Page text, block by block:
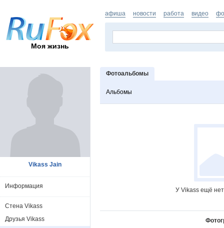
Моя жизнь
афиша новости работа видео
Фотоальбомы
Альбомы
У Vikass ещё
Vikass Jain
Информация
Стена Vikass
Друзья Vikass